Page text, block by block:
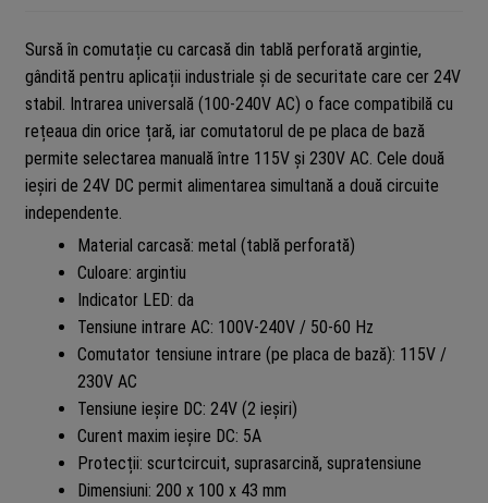
Sursă în comutație cu carcasă din tablă perforată argintie,
gândită pentru aplicații industriale și de securitate care cer 24V
stabil. Intrarea universală (100-240V AC) o face compatibilă cu
rețeaua din orice țară, iar comutatorul de pe placa de bază
permite selectarea manuală între 115V și 230V AC. Cele două
ieșiri de 24V DC permit alimentarea simultană a două circuite
independente.
Material carcasă: metal (tablă perforată)
Culoare: argintiu
Indicator LED: da
Tensiune intrare AC: 100V-240V / 50-60 Hz
Comutator tensiune intrare (pe placa de bază): 115V /
230V AC
Tensiune ieșire DC: 24V (2 ieșiri)
Curent maxim ieșire DC: 5A
Protecții: scurtcircuit, suprasarcină, supratensiune
Dimensiuni: 200 x 100 x 43 mm